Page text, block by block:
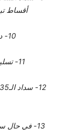
أقساط تبدأ بعد 3 أشهر من
10- دفع 20% من قيمة الشقة عند التعاقد.
11- تسليم الشقة بعد دفع 56% من قيمة الوحدة.
13- في حال